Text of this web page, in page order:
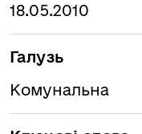
18.05.2010
Галузь
Комунальна